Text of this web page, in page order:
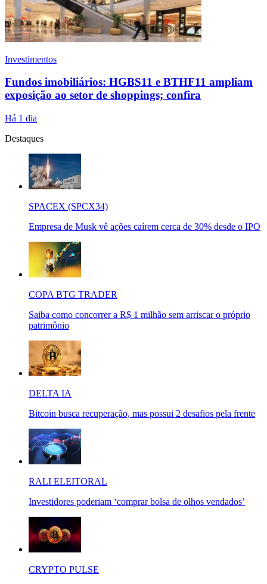
Investimentos
Fundos imobiliários: HGBS11 e BTHF11 ampliam
exposição ao setor de shoppings; confira
Há 1 dia
Destaques
SPACEX (SPCX34)
Empresa de Musk vê ações caírem cerca de 30% desde o IPO
COPA BTG TRADER
Saiba como concorrer a R$ 1 milhão sem arriscar o próprio
patrimônio
DELTA IA
Bitcoin busca recuperação, mas possui 2 desafios pela frente
RALI ELEITORAL
Investidores poderiam ‘comprar bolsa de olhos vendados’
CRYPTO PULSE